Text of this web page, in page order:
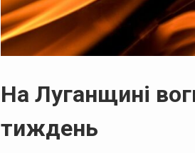
На Луганщині
тиждень